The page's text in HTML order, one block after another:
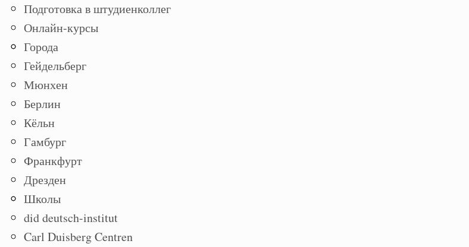
Подготовка в штудиенколлег
Онлайн-курсы
Города
Гейдельберг
Мюнхен
Берлин
Кёльн
Гамбург
Франкфурт
Дрезден
Школы
did deutsch-institut
Carl Duisberg Centren